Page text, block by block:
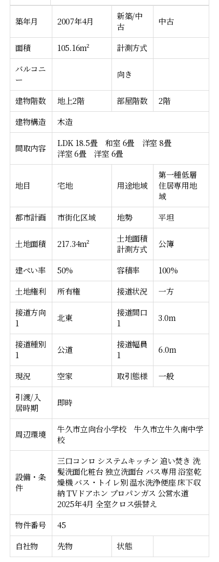
築年月 2007年4月
新築/中
古
中古
面積 105.16m²
計測方式
バルコニ
ー
向き
建物階数 地上2階 部屋階数
2階
建物構造
木造
間取内容 LDK 18.5畳 和室 6畳
洋室 8畳
洋室 6畳
洋室 6畳
地目 宅地 用途地域
第一種低層
住居専用地
域
都市計画
市街化区域 地勢 平坦
土地面積 217.34m²
土地面積
計測方式
公簿
建ぺい率 50% 容積率
100%
土地権利
所有権 接道状況
一方
接道方向
1
北東
接道間口
1
3.0m
接道種別
1
公道
接道幅員
1
6.0m
現況 空家 取引態様
一般
引渡/入
居時期
即時
周辺環境
牛久市立向台小学校 牛久市立牛久南中学
校
設備・条
件
三口コンロ システムキッチン追い焚き 洗
髪洗面化粧台独立洗面台 バス専用浴室乾
燥機バス・トイレ別温水洗浄便座床下収
納TVドアホン プロパンガス 公営水道
2025年4月 全室クロス張替え
物件番号
45
自社物
先物 状態